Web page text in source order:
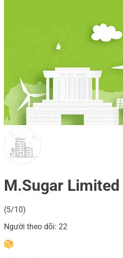
M.Sugar
(5/10)
Người theo dõi: 22